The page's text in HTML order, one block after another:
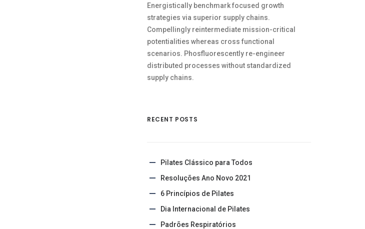
Energistically benchmark focused growth
strategies via superior supply chains.
Compellingly reintermediate mission-critical
potentialities whereas cross functional
scenarios. Phosfluorescently re-engineer
distributed processes without standardized
supply chains.
RECENT POSTS
Pilates Clássico para Todos
Resoluções Ano Novo 2021
6 Princípios de Pilates
Dia Internacional de Pilates
Padrões Respiratórios